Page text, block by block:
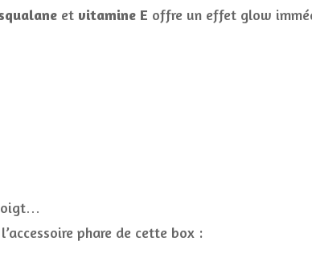
et vitamine E offre un effet glow
phare de cette box :